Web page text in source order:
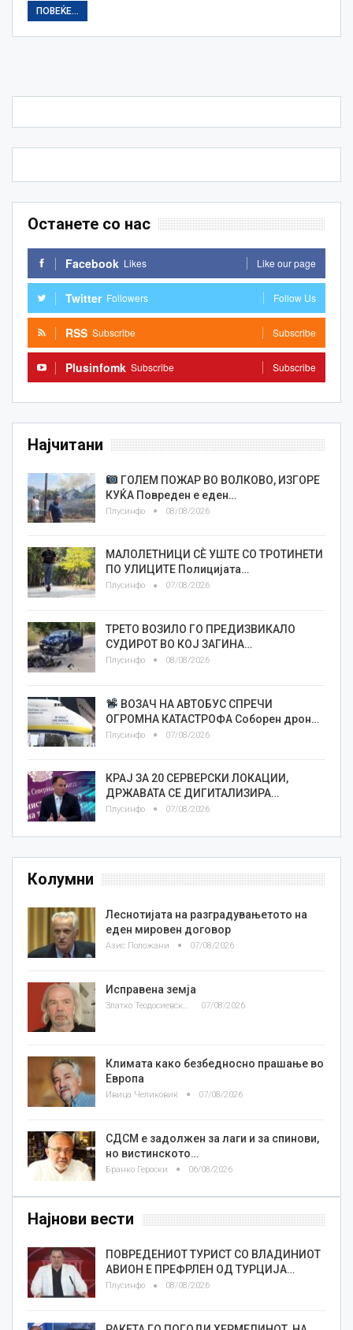
ПОВЕЌЕ...
Останете со нас
Facebook Likes Like our page
Twitter Followers Follow Us
RSS Subscribe Subscribe
Plusinfomk Subscribe Subscribe
Најчитани
ГОЛЕМ ПОЖАР ВО ВОЛКОВО, ИЗГОРЕ
КУЌА Повреден е еден…
Плусинфо 08/08/2026
МАЛОЛЕТНИЦИ СÈ УШТЕ СО ТРОТИНЕТИ
ПО УЛИЦИТЕ Полицијата…
Плусинфо 07/08/2026
ТРЕТО ВОЗИЛО ГО ПРЕДИЗВИКАЛО
СУДИРОТ ВО КОЈ ЗАГИНА…
Плусинфо 08/08/2026
ВОЗАЧ НА АВТОБУС СПРЕЧИ
ОГРОМНА КАТАСТРОФА Соборен дрон…
Плусинфо 07/08/2026
КРАЈ ЗА 20 СЕРВЕРСКИ ЛОКАЦИИ,
ДРЖАВАТА СЕ ДИГИТАЛИЗИРА…
Плусинфо 07/08/2026
Колумни
Леснотијата на разградувањетото на
еден мировен договор
Азис Положани 07/08/2026
Исправена земја
07/08/2026
Климата како безбедносно прашање во
Европа
Ивица Челиковиќ 07/08/2026
СДСМ е задолжен за лаги и за спинови,
но вистинското…
Бранко Героски 06/08/2026
Најнови вести
ПОВРЕДЕНИОТ ТУРИСТ СО ВЛАДИНИОТ
АВИОН Е ПРЕФРЛЕН ОД ТУРЦИЈА…
Плусинфо 08/08/2026